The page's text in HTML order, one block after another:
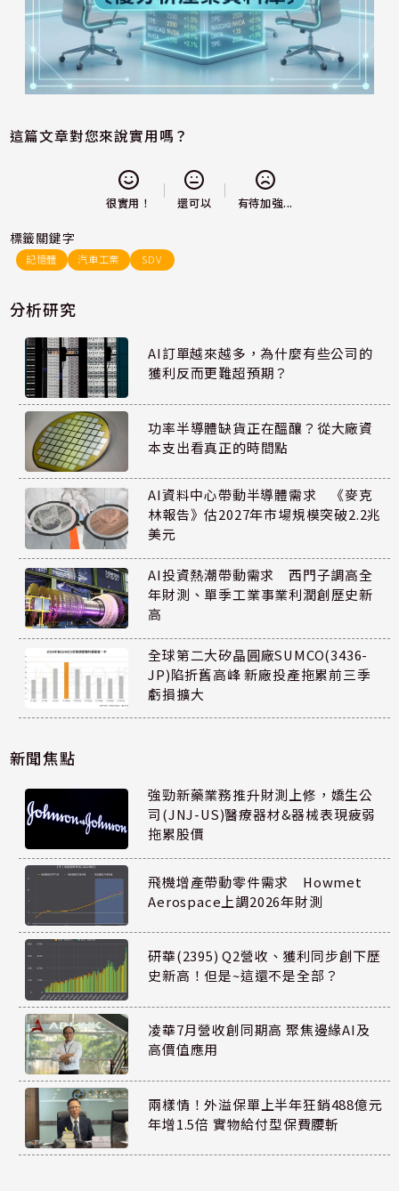
這篇文章對您來說實用嗎？
很實用！ 還可以 有待加強...
標籤關鍵字
記憶體 汽車工業 SDV
分析研究
AI訂單越來越多，為什麼有些公司的
獲利反而更難超預期？
功率半導體缺貨正在醞釀？從大廠資
本支出看真正的時間點
AI資料中心帶動半導體需求 《麥克
林報告》估2027年市場規模突破2.2兆
美元
AI投資熱潮帶動需求 西門子調高全
年財測、單季工業事業利潤創歷史新
高
全球第二大矽晶圓廠SUMCO(3436-
JP)陷折舊高峰 新廠投產拖累前三季
虧損擴大
新聞焦點
強勁新藥業務推升財測上修，嬌生公
司(JNJ-US)醫療器材&器械表現疲弱
拖累股價
飛機增產帶動零件需求 Howmet
Aerospace上調2026年財測
研華(2395) Q2營收、獲利同步創下歷
史新高！但是~這還不是全部？
凌華7月營收創同期高 聚焦邊緣AI及
高價值應用
兩樣情！外溢保單上半年狂銷488億元
年增1.5倍 實物給付型保費腰斬